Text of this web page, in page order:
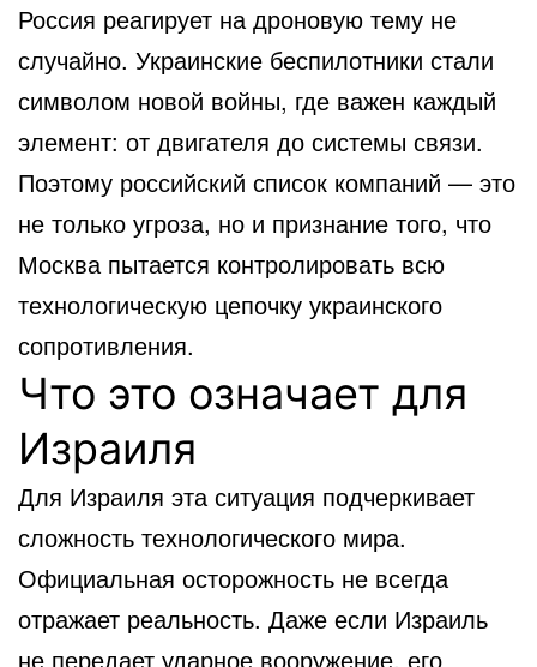
Россия реагирует на дроновую тему не
случайно. Украинские беспилотники стали
символом новой войны, где важен каждый
элемент: от двигателя до системы связи.
Поэтому российский список компаний — это
не только угроза, но и признание того, что
Москва пытается контролировать всю
технологическую цепочку украинского
сопротивления.
Что это означает для
Израиля
Для Израиля эта ситуация подчеркивает
сложность технологического мира.
Официальная осторожность не всегда
отражает реальность. Даже если Израиль
не передает ударное вооружение, его